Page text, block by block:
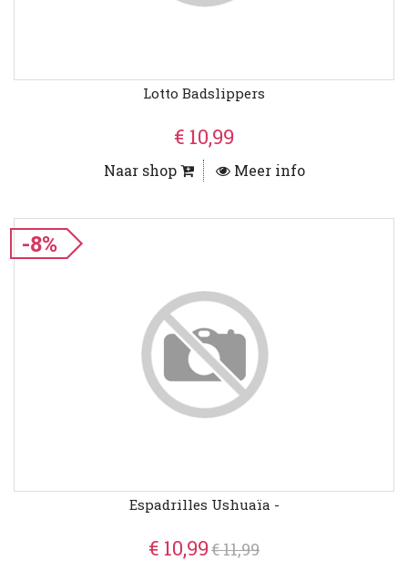
Lotto Badslippers
€ 10,99
Naar shop Meer info
-8%
Espadrilles Ushuaïa -
€ 10,99€ 11,99